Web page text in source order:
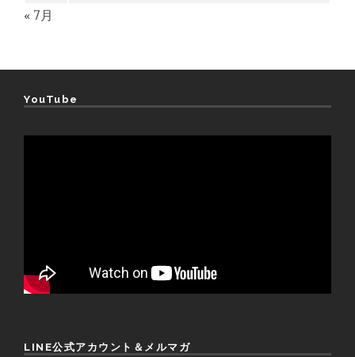
« 7月
YouTube
LINE公式アカウント＆メルマガ